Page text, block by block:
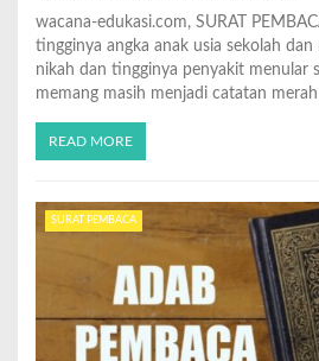
wacana-edukasi.com, SURAT
tingginya angka anak usia sekolah
nikah dan tingginya penyakit menular
memang masih menjadi catatan merah
READ MORE
SURAT PEMBACA